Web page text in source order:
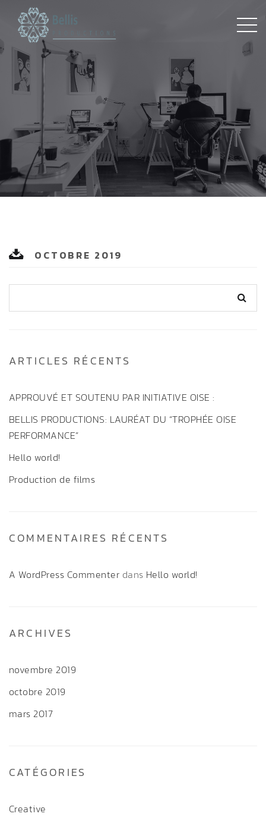
OCTOBRE 2019
ARTICLES RÉCENTS
APPROUVÉ ET SOUTENU PAR INITIATIVE OISE :
BELLIS PRODUCTIONS: LAURÉAT DU “TROPHÉE OISE
PERFORMANCE”
Hello world!
Production de films
COMMENTAIRES RÉCENTS
A WordPress Commenter dans Hello world!
ARCHIVES
novembre 2019
octobre 2019
mars 2017
CATÉGORIES
Creative